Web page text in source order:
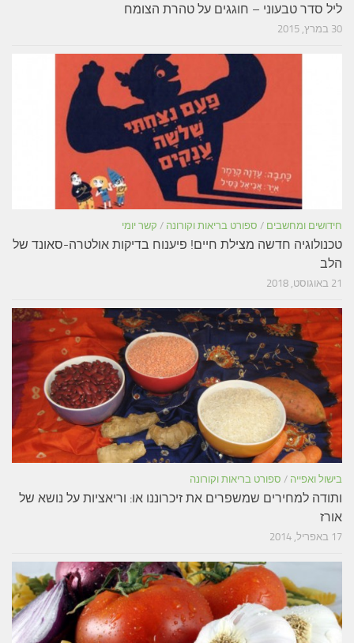
ליל סדר טבעוני – חוגגים על טהרת הצומח
30 במרץ, 2015
חידושים ומחשבים / ספורט בריאות וקורונה / קשר יומי
טכנולוגיה חדשה מצילת חיים! פיענוח בדיקות אולטרה-סאונד של
הלב
21 באוגוסט, 2018
בישול ואפייה / ספורט בריאות וקורונה
ותודה למחירים שמשפרים את זיכרוננו או: וריאציות על נושא של
אורז
17 באפריל, 2014